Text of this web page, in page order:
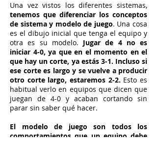
Una vez vistos los diferentes sistemas,
tenemos que diferenciar los conceptos
de sistema y modelo de juego. Una cosa
es el dibujo inicial que tenga el equipo y
otra es su modelo. Jugar de 4 no es
iniciar 4-0, ya que en el momento en el
que hay un corte, ya estás 3-1. Incluso si
ese corte es largo y se vuelve a producir
otro corte largo, estaremos 2-2. Esto es
habitual verlo en equipos que dicen que
juegan de 4-0 y acaban cortando sin
parar sin saber qué hacer.
El modelo de juego son todos los
comportamientos que un equipo debe